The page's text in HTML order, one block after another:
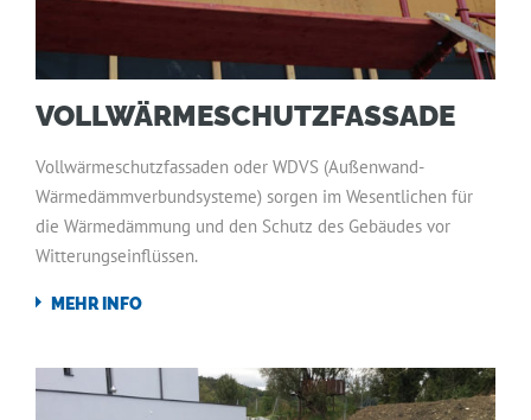
VOLLWÄRMESCHUTZFASSADE
Vollwärmeschutzfassaden oder WDVS (Außenwand-
Wärmedämmverbundsysteme) sorgen im Wesentlichen für
die Wärmedämmung und den Schutz des Gebäudes vor
Witterungseinflüssen.
MEHR INFO